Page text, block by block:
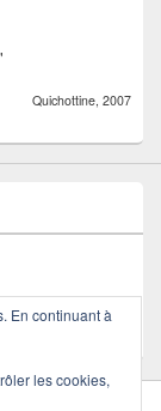
Quichottine, 2007
En continuant à
les cookies,